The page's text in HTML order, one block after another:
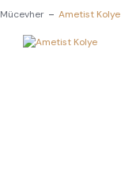
Mücevher Ametist Kolye